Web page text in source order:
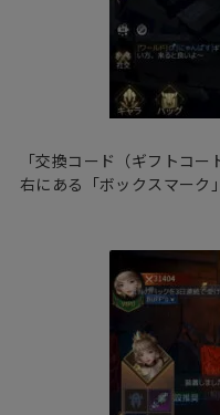
「交換コード（ギフトコ
右にある「ボックスマーク